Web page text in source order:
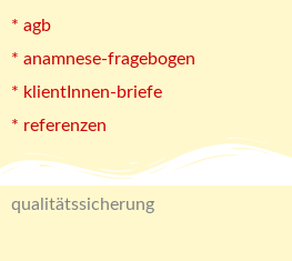
* agb
* anamnese-fragebogen
* klientInnen-briefe
* referenzen
qualitätssicherung